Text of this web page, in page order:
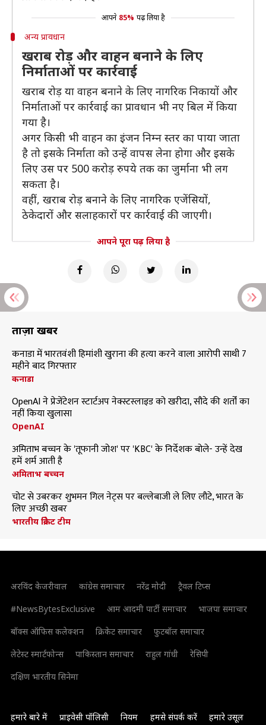
आपने 85% पढ़ लिया है
अन्य प्रावधान
खराब रोड़ और वाहन बनाने के लिए
निर्माताओं पर कार्रवाई
खराब रोड़ या वाहन बनाने के लिए नागरिक निकायों और
निर्माताओं पर कार्रवाई का प्रावधान भी नए बिल में किया
गया है।
अगर किसी भी वाहन का इंजन निम्न स्तर का पाया जाता
है तो इसके निर्माता को उन्हें वापस लेना होगा और इसके
लिए उस पर 500 करोड़ रुपये तक का जुर्माना भी लग
सकता है।
वहीं, खराब रोड़ बनाने के लिए नागरिक एजेंसियों,
ठेकेदारों और सलाहकारों पर कार्रवाई की जाएगी।
आपने पूरा पढ़ लिया है
ताज़ा खबरें
कनाडा में भारतवंशी हिमांशी खुराना की हत्या करने वाला आरोपी साथी 7
महीने बाद गिरफ्तार
कनाडा
OpenAI ने प्रेजेंटेशन स्टार्टअप नेक्स्टस्लाइड को खरीदा, सौदे की शर्तों का
नहीं किया खुलासा
OpenAI
अमिताभ बच्चन के 'तूफानी जोश' पर 'KBC' के निर्देशक बोले- उन्हें देख
हमें शर्म आती है
अमिताभ बच्चन
चोट से उबरकर शुभमन गिल नेट्स पर बल्लेबाजी ले लिए लौटे, भारत के
लिए अच्छी खबर
भारतीय क्रिकेट टीम
अरविंद केजरीवाल कांग्रेस समाचार नरेंद्र मोदी
ट्रैवल टिप्स
#NewsBytesExclusive
आम आदमी पार्टी समाचार
भाजपा समाचार
बॉक्स ऑफिस कलेक्शन
क्रिकेट समाचार
फुटबॉल समाचार
लेटेस्ट स्मार्टफोन्स
पाकिस्तान समाचार राहुल गांधी
रेसिपी
दक्षिण भारतीय सिनेमा
हमारे बारे में प्राइवेसी पॉलिसी नियम हमसे संपर्क करें हमारे उसूल